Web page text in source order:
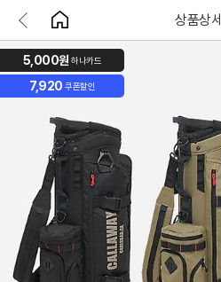
상품상세
5,000원 하나카드
7,920 쿠폰할인